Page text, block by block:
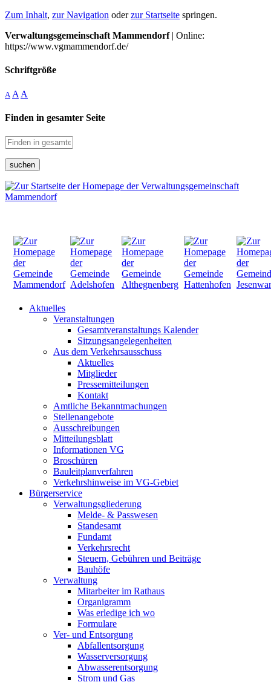
Zum Inhalt, zur Navigation oderzur Startseite springen.
Verwaltungsgemeinschaft Mammendorf| Online:
https://www.vgmammendorf.de/
Schriftgröße
A A A
Finden in gesamter Seite
suchen
Aktuelles
Veranstaltungen
Gesamtveranstaltungs Kalender
Sitzungsangelegenheiten
Aus dem Verkehrsausschuss
Aktuelles
Mitglieder
Pressemitteilungen
Kontakt
Amtliche Bekanntmachungen
Stellenangebote
Ausschreibungen
Mitteilungsblatt
Informationen VG
Broschüren
Bauleitplanverfahren
Verkehrshinweise im VG-Gebiet
Bürgerservice
Verwaltungsgliederung
Melde- & Passwesen
Standesamt
Fundamt
Verkehrsrecht
Steuern, Gebühren und Beiträge
Bauhöfe
Verwaltung
Mitarbeiter im Rathaus
Organigramm
Was erledige ich wo
Formulare
Ver- und Entsorgung
Abfallentsorgung
Wasserversorgung
Abwasserentsorgung
Strom und Gas